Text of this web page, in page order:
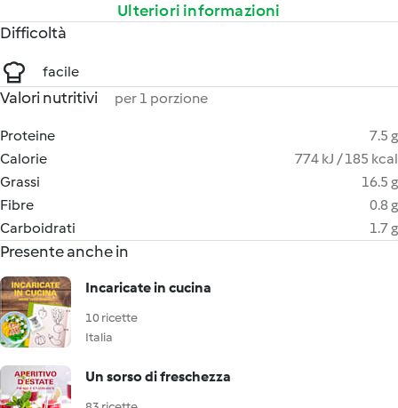
Ulteriori informazioni
Difficoltà
facile
Valori nutritivi per 1 porzione
Proteine
7.5 g
Calorie
774 kJ / 185 kcal
Grassi
16.5 g
Fibre
0.8 g
Carboidrati
1.7 g
Presente anche in
Incaricate in cucina
10 ricette
Italia
Un sorso di freschezza